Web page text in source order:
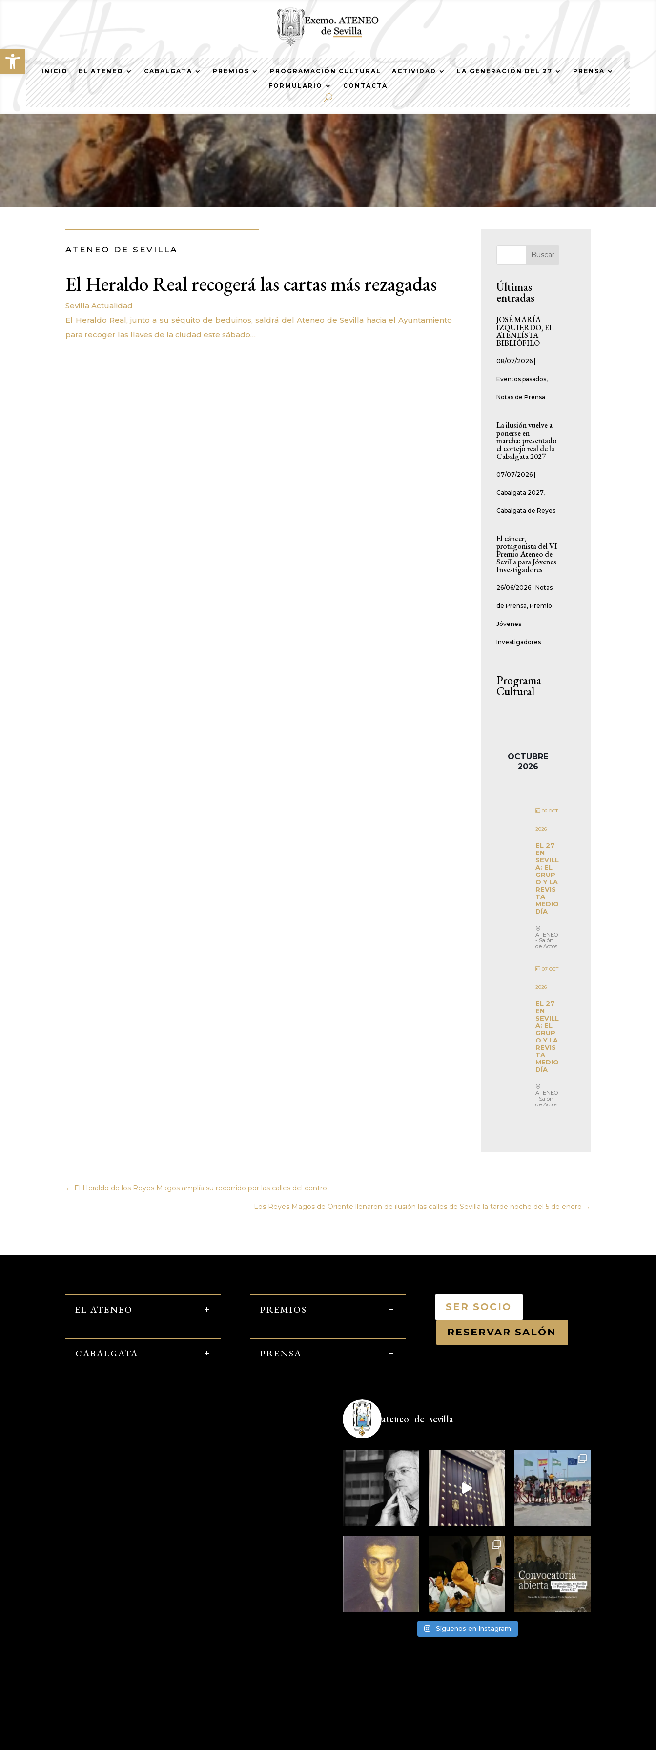
Abrir barra de herramientas
INICIO EL ATENEO CABALGATA PREMIOS PROGRAMACIÓN CULTURAL ACTIVIDAD LA GENERACIÓN DEL 27
PRENSA
FORMULARIO
CONTACTA
ATENEO DE SEVILLA
El Heraldo Real recogerá las cartas más rezagadas
Sevilla Actualidad
El Heraldo Real, junto a su séquito de beduinos, saldrá del Ateneo de Sevilla hacia el Ayuntamiento
para recoger las llaves de la ciudad este sábado…
Buscar
Últimas
entradas
JOSÉ MARÍA
IZQUIERDO, EL
ATENEÍSTA
BIBLIÓFILO
08/07/2026
Eventos pasados,
Notas de Prensa
La ilusión vuelve a
ponerse en
marcha: presentado
el cortejo real de la
Cabalgata 2027
07/07/2026
Cabalgata 2027,
Cabalgata de Reyes
El cáncer,
protagonista del VI
Premio Ateneo de
Sevilla para Jóvenes
Investigadores
26/06/2026 |Notas
de Prensa,Premio
Jóvenes
Investigadores
Programa
Cultural
OCTUBRE
2026
06 OCT
2026
EL 27
EN
SEVILL
A: EL
GRUP
O Y LA
REVIS
TA
MEDIO
DÍA
ATENEO
- Salón
de Actos
07 OCT
2026
EL 27
EN
SEVILL
A: EL
GRUP
O Y LA
REVIS
TA
MEDIO
DÍA
ATENEO
- Salón
de Actos
← El Heraldo de los Reyes Magos amplía su recorrido por las calles del centro
Los Reyes Magos de Oriente llenaron de ilusión las calles de Sevilla la tarde noche del 5 de enero →
EL ATENEO
CABALGATA
PREMIOS
PRENSA
SER SOCIO
RESERVAR SALÓN
ateneo_de_sevilla
Síguenos en Instagram